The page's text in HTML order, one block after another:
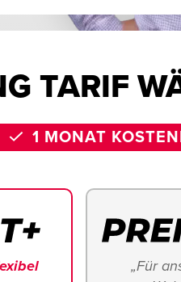
TARIF
1 MONAT
„Für